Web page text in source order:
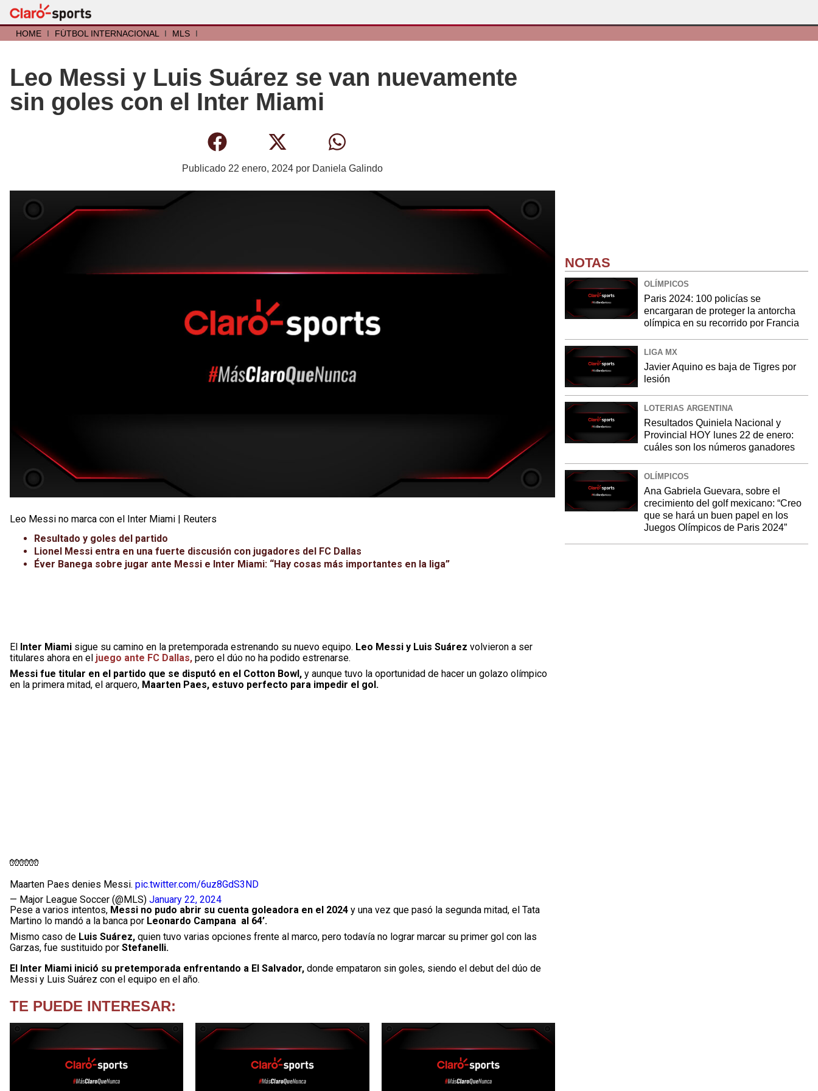
HOME I FÚTBOL INTERNACIONAL I MLS I
Leo Messi y Luis Suárez se van nuevamente
sin goles con el Inter Miami
Publicado 22 enero, 2024 por Daniela Galindo
Leo Messi no marca con el Inter Miami | Reuters
Resultado y goles del partido
Lionel Messi entra en una fuerte discusión con jugadores del FC Dallas
Éver Banega sobre jugar ante Messi e Inter Miami: “Hay cosas más importantes en la liga”
El Inter Miami sigue su camino en la pretemporada estrenando su nuevo equipo. Leo Messi y Luis Suárez volvieron a ser
titulares ahora en el juego ante FC Dallas, pero el dúo no ha podido estrenarse.
Messi fue titular en el partido que se disputó en el Cotton Bowl, y aunque tuvo la oportunidad de hacer un golazo olímpico
en la primera mitad, el arquero, Maarten Paes, estuvo perfecto para impedir el gol.
🧤🧤🧤
Maarten Paes denies Messi. pic.twitter.com/6uz8GdS3ND
— Major League Soccer (@MLS) January 22, 2024
Pese a varios intentos, Messi no pudo abrir su cuenta goleadora en el 2024 y una vez que pasó la segunda mitad, el Tata
Martino lo mandó a la banca por Leonardo Campana al 64’.
Mismo caso de Luis Suárez, quien tuvo varias opciones frente al marco, pero todavía no lograr marcar su primer gol con las
Garzas, fue sustituido por Stefanelli.
El Inter Miami inició su pretemporada enfrentando a El Salvador, donde empataron sin goles, siendo el debut del dúo de
Messi y Luis Suárez con el equipo en el año.
TE PUEDE INTERESAR:
NOTAS
OLÍMPICOS
Paris 2024: 100 policías se
encargaran de proteger la antorcha
olímpica en su recorrido por Francia
LIGA MX
Javier Aquino es baja de Tigres por
lesión
LOTERIAS ARGENTINA
Resultados Quiniela Nacional y
Provincial HOY lunes 22 de enero:
cuáles son los números ganadores
OLÍMPICOS
Ana Gabriela Guevara, sobre el
crecimiento del golf mexicano: “Creo
que se hará un buen papel en los
Juegos Olímpicos de Paris 2024”